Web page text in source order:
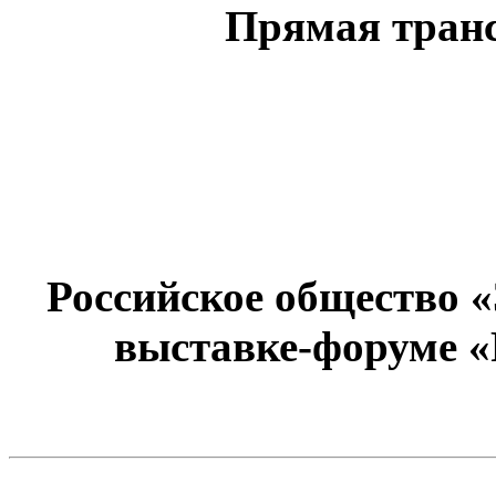
Прямая
Российское общество
выставке-форуме